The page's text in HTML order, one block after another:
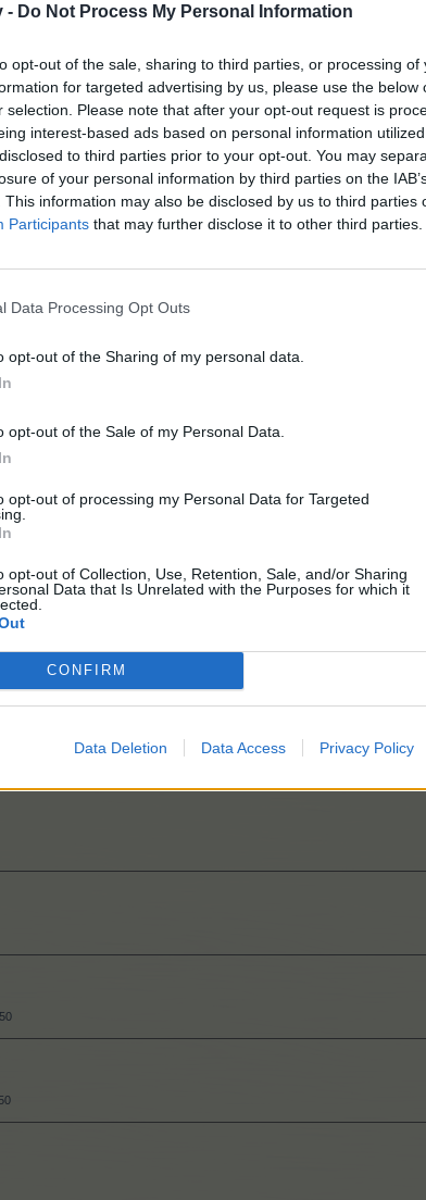
- Do Not Process My Personal Information
opt-out of the sale, sharing to third parties, or processing of
for targeted advertising by us, please use the below
selection. Please note that after your opt-out request is
interest-based ads based on personal information
to third parties prior to your opt-out. You may
of your personal information by third parties on the
This information may also be disclosed by us to third parties
Participants that may further disclose it to other third parties.
Data Processing Opt Outs
opt-out of the Sharing of my personal data.
opt-out of the Sale of my Personal Data.
opt-out of processing my Personal Data for Targeted
opt-out of Collection, Use, Retention, Sale, and/or Sharing
Data that Is Unrelated with the Purposes for which it
CONFIRM
Data Deletion Data Access Privacy Policy